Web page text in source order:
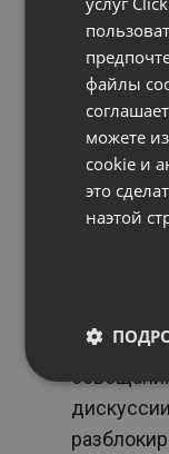
они
или
чтобы
вы
файлы
можете
cookie и
это
наэтой